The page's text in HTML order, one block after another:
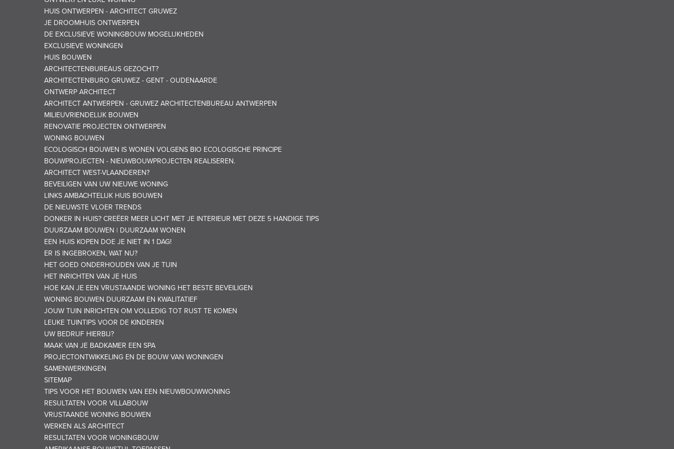
HUIS ONTWERPEN - ARCHITECT GRUWEZ
JE DROOMHUIS ONTWERPEN
DE EXCLUSIEVE WONINGBOUW MOGELIJKHEDEN
EXCLUSIEVE WONINGEN
HUIS BOUWEN
ARCHITECTENBUREAUS GEZOCHT?
ARCHITECTENBURO GRUWEZ - GENT - OUDENAARDE
ONTWERP ARCHITECT
ARCHITECT ANTWERPEN - GRUWEZ ARCHITECTENBUREAU ANTWERPEN
MILIEUVRIENDELIJK BOUWEN
RENOVATIE PROJECTEN ONTWERPEN
WONING BOUWEN
ECOLOGISCH BOUWEN IS WONEN VOLGENS BIO ECOLOGISCHE PRINCIPE
BOUWPROJECTEN - NIEUWBOUWPROJECTEN REALISEREN.
ARCHITECT WEST-VLAANDEREN?
BEVEILIGEN VAN UW NIEUWE WONING
LINKS AMBACHTELIJK HUIS BOUWEN
DE NIEUWSTE VLOER TRENDS
DONKER IN HUIS? CREËER MEER LICHT MET JE INTERIEUR MET DEZE 5 HANDIGE TIPS
DUURZAAM BOUWEN | DUURZAAM WONEN
EEN HUIS KOPEN DOE JE NIET IN 1 DAG!
ER IS INGEBROKEN, WAT NU?
HET GOED ONDERHOUDEN VAN JE TUIN
HET INRICHTEN VAN JE HUIS
HOE KAN JE EEN VRIJSTAANDE WONING HET BESTE BEVEILIGEN
WONING BOUWEN DUURZAAM EN KWALITATIEF
JOUW TUIN INRICHTEN OM VOLLEDIG TOT RUST TE KOMEN
LEUKE TUINTIPS VOOR DE KINDEREN
UW BEDRIJF HIERBIJ?
MAAK VAN JE BADKAMER EEN SPA
PROJECTONTWIKKELING EN DE BOUW VAN WONINGEN
SAMENWERKINGEN
SITEMAP
TIPS VOOR HET BOUWEN VAN EEN NIEUWBOUWWONING
RESULTATEN VOOR VILLABOUW
VRIJSTAANDE WONING BOUWEN
WERKEN ALS ARCHITECT
RESULTATEN VOOR WONINGBOUW